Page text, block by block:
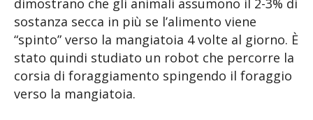
sostanza secca in più se l’alimento viene
“spinto” verso la mangiatoia 4 volte al giorno. È
stato quindi studiato un robot che percorre la
corsia di foraggiamento spingendo il foraggio
verso la mangiatoia.